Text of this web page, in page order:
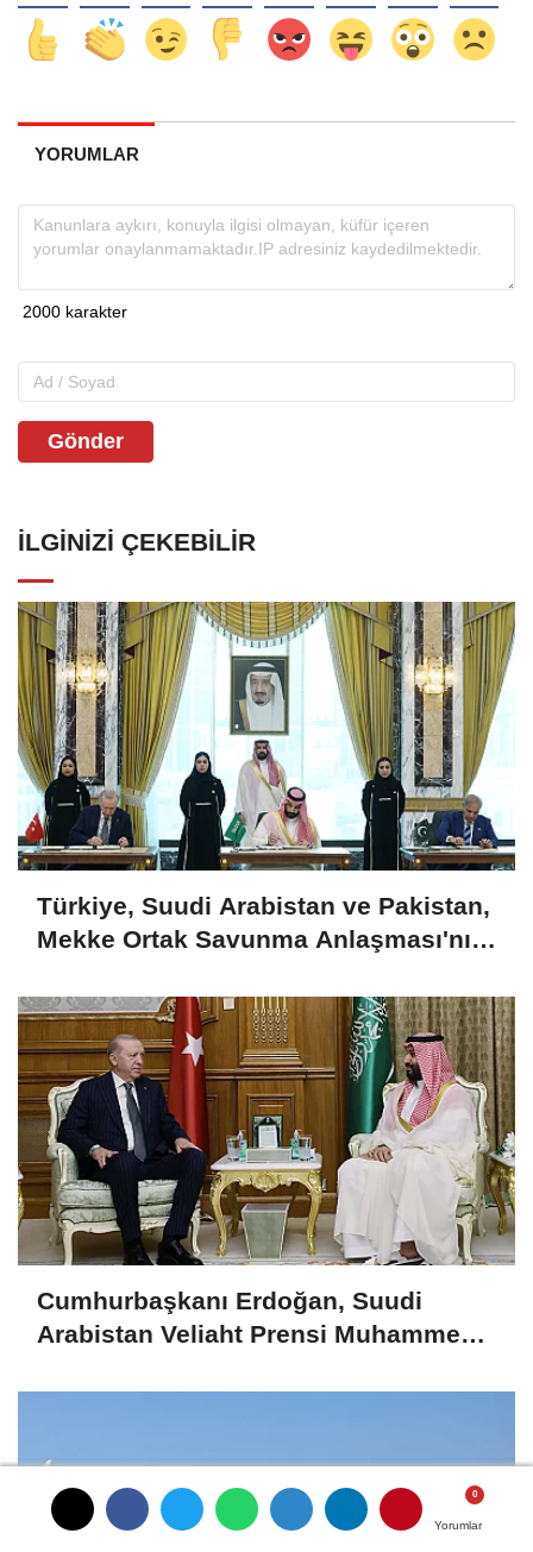
Yorumlar
Yorumlar
Yorumlar
YORUMLAR
Gönder
İLGINIZI ÇEKEBILIR
Türkiye, Suudi Arabistan ve Pakistan,
Mekke Ortak Savunma Anlaşması'nı
Cumhurbaşkanı Erdoğan, Suudi
Arabistan Veliaht Prensi Muhammed